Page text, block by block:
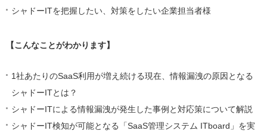
シャドーITを把握したい、対策をしたい企業担当者様
【こんなことがわかります】
1社あたりのSaaS利用が増え続ける現在、情報漏洩の原因となる
シャドーITとは？
シャドーITによる情報漏洩が発生した事例と対応策について解説
シャドーIT検知が可能となる「SaaS管理システム ITboard」を実